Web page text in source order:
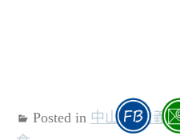
Posted in 中山站(信義